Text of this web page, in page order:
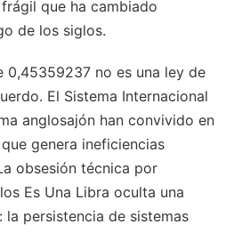
que ha cambiado
de los siglos.
0,45359237 no es una ley de
El Sistema Internacional
anglosajón han convivido en
genera ineficiencias
obsesión técnica por
Es Una Libra oculta una
persistencia de sistemas